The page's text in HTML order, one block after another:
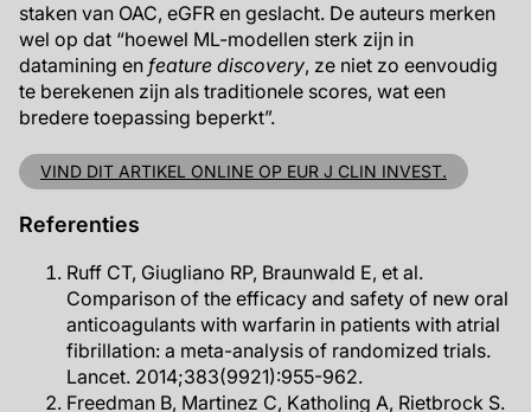
staken van OAC, eGFR en geslacht. De auteurs merken
wel op dat “hoewel ML-modellen sterk zijn in
datamining en feature discovery, ze niet zo eenvoudig
te berekenen zijn als traditionele scores, wat een
bredere toepassing beperkt”.
VIND DIT ARTIKEL ONLINE OP EUR J CLIN INVEST.
Referenties
Ruff CT, Giugliano RP, Braunwald E, et al.
Comparison of the efficacy and safety of new oral
anticoagulants with warfarin in patients with atrial
fibrillation: a meta-analysis of randomized trials.
Lancet. 2014;383(9921):955-962.
Freedman B, Martinez C, Katholing A, Rietbrock S.